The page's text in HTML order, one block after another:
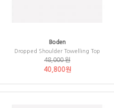
Boden
Dropped Shoulder Towelling Top
48,000 원
40,800원